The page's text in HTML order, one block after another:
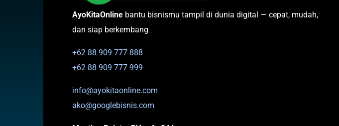
AyoKitaOnline bantu bisnismu tampil di dunia digital — cepat, mudah,
dan siap berkembang
+62 88 909 777 888
+62 88 909 777 999
info@ayokitaonline.com
ako@googlebisnis.com